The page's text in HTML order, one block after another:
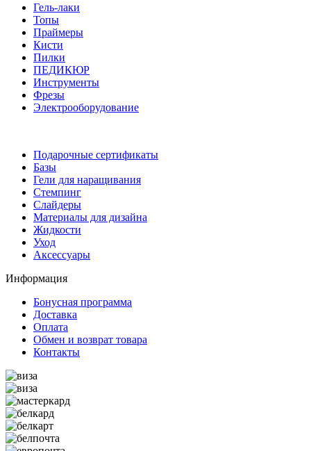
Гель-лаки
Топы
Праймеры
Кисти
Пилки
ПЕДИКЮР
Инструменты
Фрезы
Электрооборудование
Подарочные сертификаты
Базы
Гели для наращивания
Стемпинг
Слайдеры
Материалы для дизайна
Жидкости
Уход
Аксессуары
Информация
Бонусная программа
Доставка
Оплата
Обмен и возврат товара
Контакты